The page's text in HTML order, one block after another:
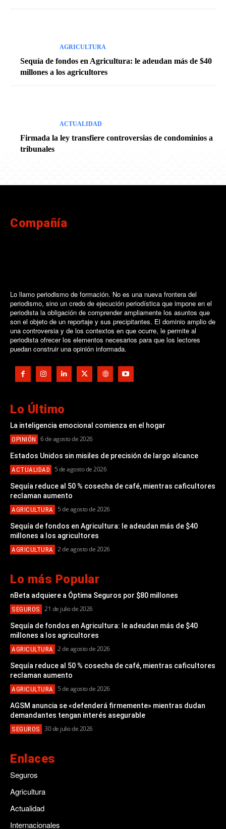
AGRICULTURA
Sequía de fondos en Agricultura: le adeudan más de $40
millones a los agricultores
ACTUALIDAD
Firmada la ley transfiere controversias de condominios a
tribunales
Compañía
Lo llamo periodismo de formación. No es una nueva frontera del
periodismo, sino un credo de ejecución periodística que impone en el
periodista la obligación de comprender ampliamente los asuntos que
son el objeto de un reportaje y sus precipitantes. El dominio amplio de
una controversia y de los contextos en que ocurre, le permite al
periodista ofrecer los elementos necesarios para que los lectores
puedan construir una opinión informada.
Lo Último
La inteligencia emocional comienza en el hogar
OPINIÓN 6 de agosto de 2026
Estados Unidos sin misiles de precisión de largo alcance
ACTUALIDAD 5 de agosto de 2026
Sequía reduce al 50 % cosecha de café, mientras caficultores
reclaman aumento
AGRICULTURA 5 de agosto de 2026
Sequía de fondos en Agricultura: le adeudan más de $40
millones a los agricultores
AGRICULTURA 2 de agosto de 2026
Lo más Popular
nBeta adquiere a Óptima Seguros por $80 millones
SEGUROS 21 de julio de 2026
Sequía de fondos en Agricultura: le adeudan más de $40
millones a los agricultores
AGRICULTURA 2 de agosto de 2026
Sequía reduce al 50 % cosecha de café, mientras caficultores
reclaman aumento
AGRICULTURA 5 de agosto de 2026
AGSM anuncia se «defenderá firmemente» mientras dudan
demandantes tengan interés asegurable
SEGUROS 30 de julio de 2026
Enlaces
Seguros
Agricultura
Actualidad
Internacionales